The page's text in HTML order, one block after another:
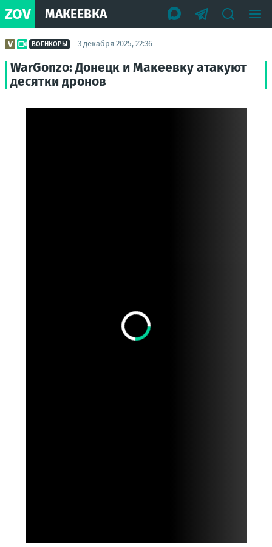
ZOV МАКЕЕВКА
ВОЕНКОРЫ 3 декабря 2025, 22:36
WarGonzo: Донецк и Макеевку атакуют
десятки дронов